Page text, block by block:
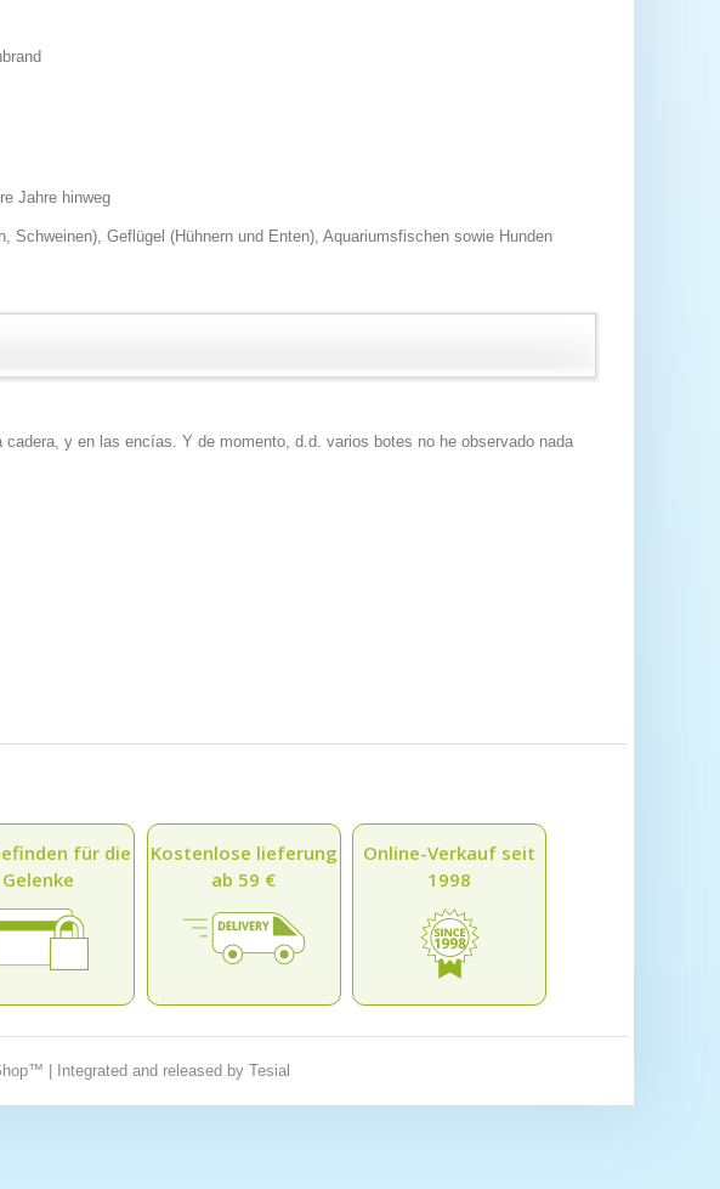
Jahre hinweg
Geflügel (Hühnern und Enten), Aquariumsfischen sowie Hunden
y en las encías. Y de momento, d.d. varios botes no he observado nada
für die
Gelenke
Kostenlose lieferung
ab 59 €
Online-Verkauf seit
1998
| Integrated and released by Tesial